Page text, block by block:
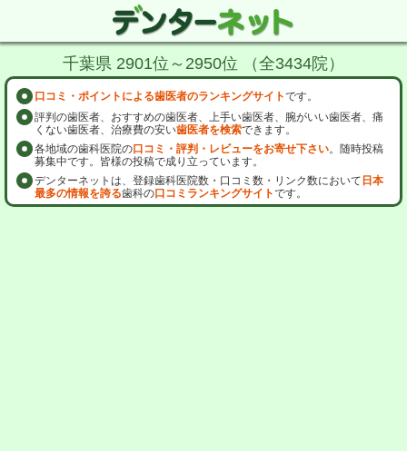
千葉県 2901位～2950位 （全3434院）
口コミ・ポイントによる歯医者のランキングサイトです。
評判の歯医者、おすすめの歯医者、上手い歯医者、腕がいい歯医者、痛
くない歯医者、治療費の安い歯医者を検索できます。
各地域の歯科医院の口コミ・評判・レビューをお寄せ下さい。随時投稿
募集中です。皆様の投稿で成り立っています。
デンターネットは、登録歯科医院数・口コミ数・リンク数において 日本
最多の情報を誇る歯科の口コミランキングサイトです。